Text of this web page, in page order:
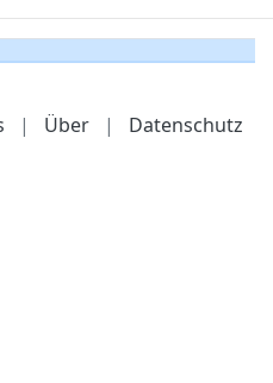
| Über | Datenschutz